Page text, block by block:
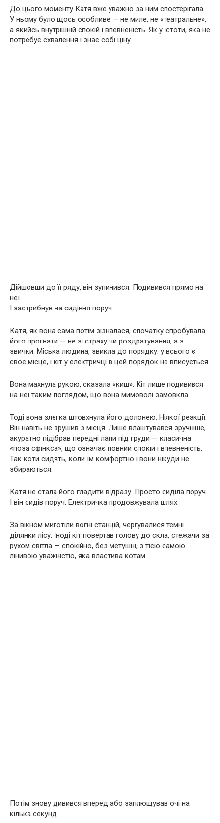
До цього моменту Катя вже уважно за ним спостерігала.
У ньому було щось особливе — не миле, не «театральне»,
а якийсь внутрішній спокій і впевненість. Як у істоти, яка не
потребує схвалення і знає собі ціну.
Дійшовши до її ряду, він зупинився. Подивився прямо на
неї.
І застрибнув на сидіння поруч.
Катя, як вона сама потім зізналася, спочатку спробувала
його прогнати — не зі страху чи роздратування, а з
звички. Міська людина, звикла до порядку: у всього є
своє місце, і кіт у електричці в цей порядок не вписується.
Вона махнула рукою, сказала «киш». Кіт лише подивився
на неї таким поглядом, що вона мимоволі замовкла.
Тоді вона злегка штовхнула його долонею. Ніякої реакції.
Він навіть не зрушив з місця. Лише влаштувався зручніше,
акуратно підібрав передні лапи під груди — класична
«поза сфінкса», що означає повний спокій і впевненість.
Так коти сидять, коли їм комфортно і вони нікуди не
збираються.
Катя не стала його гладити відразу. Просто сиділа поруч.
І він сидів поруч. Електричка продовжувала шлях.
За вікном миготіли вогні станцій, чергувалися темні
ділянки лісу. Іноді кіт повертав голову до скла, стежачи за
рухом світла — спокійно, без метушні, з тією самою
лінивою уважністю, яка властива котам.
Потім знову дивився вперед або заплющував очі на
кілька секунд.